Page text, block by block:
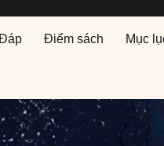
Điểm sách Mục